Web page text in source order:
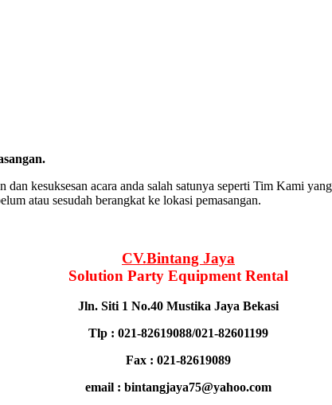
kesuksesan acara anda salah satunya seperti Tim Kami
atau sesudah berangkat ke lokasi pemasangan.
CV.Bintang Jaya
Solution Party Equipment Rental
Jln. Siti 1 No.40 Mustika Jaya Bekasi
Tlp : 021-82619088/021-82601199
Fax : 021-82619089
email : bintangjaya75@yahoo.com